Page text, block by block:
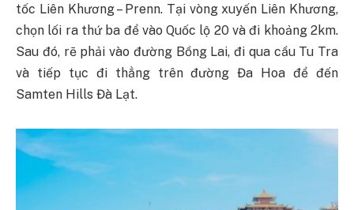
tốc Liên Khương – Prenn. Tại vòng xuyến Liên Khương,
chọn lối ra thứ ba để vào Quốc lộ 20 và đi khoảng 2km.
Sau đó, rẽ phải vào đường Bồng Lai, đi qua cầu Tu Tra
và tiếp tục đi thẳng trên đường Đa Hoa để đến
Samten Hills Đà Lạt.